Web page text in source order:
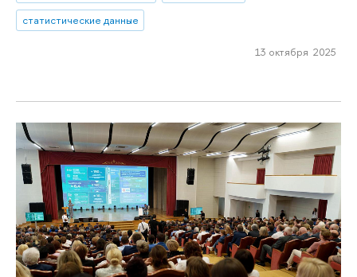
статистические данные
13 октября 2025